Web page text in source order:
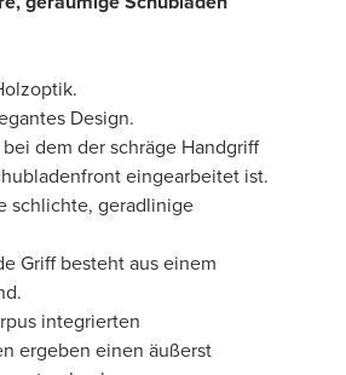
Design.
dem der schräge Handgriff
eingearbeitet ist.
schlichte, geradlinige
Griff besteht aus einem
integrierten
ergeben einen äußerst